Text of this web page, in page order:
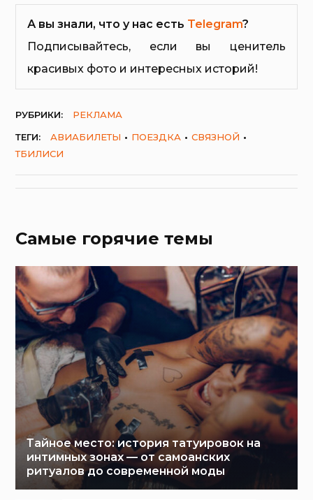
А вы знали, что у нас есть Telegram?
Подписывайтесь, если вы ценитель
красивых фото и интересных историй!
РУБРИКИ:
РЕКЛАМА
ТЕГИ:
АВИАБИЛЕТЫ ПОЕЗДКА
СВЯЗНОЙ
ТБИЛИСИ
Самые горячие темы
Тайное место: история татуировок на
интимных зонах — от самоанских
ритуалов до современной моды